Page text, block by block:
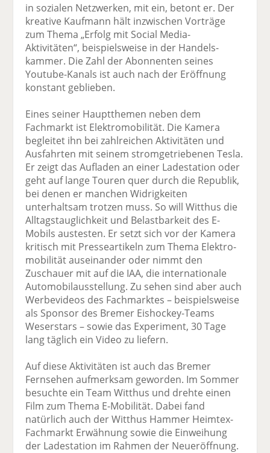
in sozialen Netzwerken, mit ein, betont er. Der
kreative Kaufmann hält inzwischen Vorträge
zum Thema „Erfolg mit Social Media-
Aktivitäten“, beispielsweise in der Handels­
kammer. Die Zahl der Abonnenten seines
Youtube-Kanals ist auch nach der Eröffnung
konstant geblieben.
Eines seiner Hauptthemen neben dem
Fachmarkt ist Elektromobilität. Die Kamera
begleitet ihn bei zahlreichen Aktivitäten und
Ausfahrten mit seinem stromgetriebenen Tesla.
Er zeigt das Aufladen an einer Ladestation oder
geht auf lange Touren quer durch die Republik,
bei denen er manchen Widrigkeiten
unterhaltsam trotzen muss. So will Witthus die
Alltagstauglichkeit und Belastbarkeit des E-
Mobils austesten. Er setzt sich vor der Kamera
kritisch mit Presseartikeln zum Thema Elektro­
mobilität auseinander oder nimmt den
Zuschauer mit auf die IAA, die internationale
Automobilausstellung. Zu sehen sind aber auch
Werbevideos des Fachmarktes – beispielsweise
als Sponsor des Bremer Eishockey-Teams
Weserstars – sowie das Experiment, 30 Tage
lang täglich ein Video zu liefern.
Auf diese Aktivitäten ist auch das Bremer
Fernsehen aufmerksam geworden. Im Sommer
besuchte ein Team Witthus und drehte einen
Film zum Thema E-Mobilität. Dabei fand
natürlich auch der Witthus Hammer Heimtex-
Fachmarkt Erwähnung sowie die Einweihung
der Ladestation im Rahmen der Neu­eröffnung.